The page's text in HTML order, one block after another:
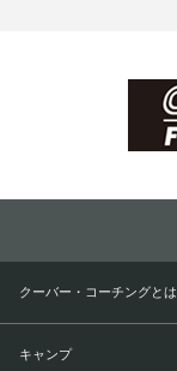
クーバー・コーチングとは
キャンプ